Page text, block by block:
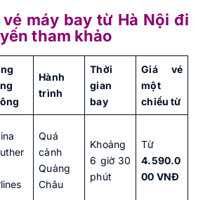
máy bay từ Hà Nội đi
tham khảo
Hành
trình
Thời
gian
bay
Giá vé
một
chiều từ
Quá
cảnh
Quảng
Châu
Khoảng
6 giờ 30
phút
Từ
4.590.0
00 VNĐ